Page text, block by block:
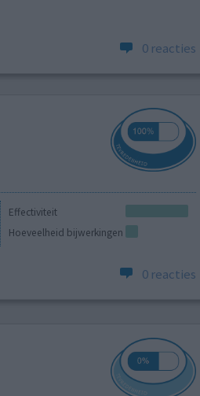
0 reacties
Effectiviteit
Hoeveelheid bijwerkingen
0 reacties